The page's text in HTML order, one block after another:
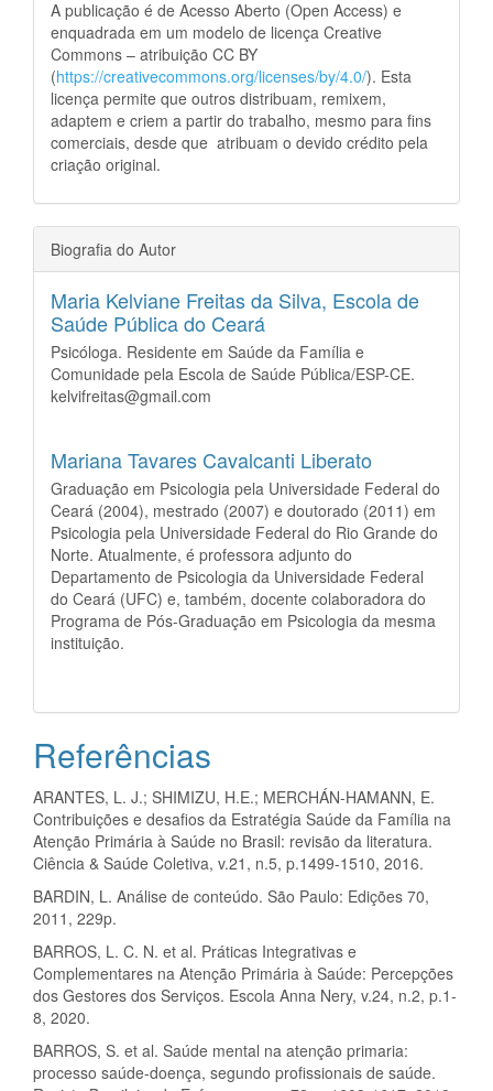
A publicação é de Acesso Aberto (Open Access) e
enquadrada em um modelo de licença Creative
Commons – atribuição CC BY
(https://creativecommons.org/licenses/by/4.0/). Esta
licença permite que outros distribuam, remixem,
adaptem e criem a partir do trabalho, mesmo para fins
comerciais, desde que atribuam o devido crédito pela
criação original.
Biografia do Autor
Maria Kelviane Freitas da Silva, Escola de
Saúde Pública do Ceará
Psicóloga. Residente em Saúde da Família e
Comunidade pela Escola de Saúde Pública/ESP-CE.
kelvifreitas@gmail.com
Mariana Tavares Cavalcanti Liberato
Graduação em Psicologia pela Universidade Federal do
Ceará (2004), mestrado (2007) e doutorado (2011) em
Psicologia pela Universidade Federal do Rio Grande do
Norte. Atualmente, é professora adjunto do
Departamento de Psicologia da Universidade Federal
do Ceará (UFC) e, também, docente colaboradora do
Programa de Pós-Graduação em Psicologia da mesma
instituição.
Referências
ARANTES, L. J.; SHIMIZU, H.E.; MERCHÁN-HAMANN, E.
Contribuições e desafios da Estratégia Saúde da Família na
Atenção Primária à Saúde no Brasil: revisão da literatura.
Ciência & Saúde Coletiva, v.21, n.5, p.1499-1510, 2016.
BARDIN, L. Análise de conteúdo. São Paulo: Edições 70,
2011, 229p.
BARROS, L. C. N. et al. Práticas Integrativas e
Complementares na Atenção Primária à Saúde: Percepções
dos Gestores dos Serviços. Escola Anna Nery, v.24, n.2, p.1-
8, 2020.
BARROS, S. et al. Saúde mental na atenção primaria:
processo saúde-doença, segundo profissionais de saúde.